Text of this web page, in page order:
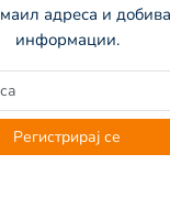
адреса и
информации.
Регистрирај се